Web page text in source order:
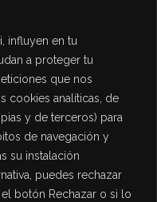
influyen en tu
a proteger tu
que nos
cookies analíticas, de
y de terceros) para
de navegación y
su instalación
puedes rechazar
botón Rechazar o si lo